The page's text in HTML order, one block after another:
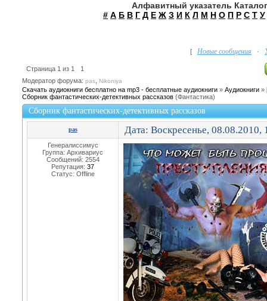
Алфавитный указатель
# А Б В Г Д Е Ж З И К Л М Н О П Р С Т У
[ Новые сообщения ·
Страница 1 из 1
1
Модератор форума: pas Nikoniya
Скачать аудиокниги бесплатно на mp3 - бесплатные аудиокниги » Аудиокниги »
Сборник фантастических-детективных рассказов (Фантастика)
Сборник фантастических-детективных рассказов
pas Дата: Воскресенье,
Генералиссимус
Группа: Архивариус
Сообщений: 2554
Репутация: 37
Статус: Offline